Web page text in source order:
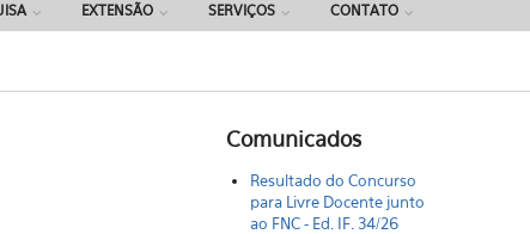
EXTENSÃO SERVIÇOS CONTATO
Comunicados
Resultado do Concurso
para Livre Docente junto
ao FNC - Ed. IF. 34/26